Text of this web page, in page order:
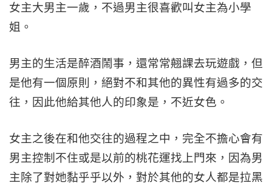
女主大男主一歲，不過男主很喜歡叫女主為小學
姐。
男主的生活是醉酒鬧事，還常常翹課去玩遊戲，但
是他有一個原則，絕對不和其他的異性有過多的交
往，因此他給其他人的印象是，不近女色。
女主之後在和他交往的過程之中，完全不擔心會有
男主控制不住或是以前的桃花運找上門來，因為男
主除了對她黏乎乎以外，對於其他的女人都是拉黑